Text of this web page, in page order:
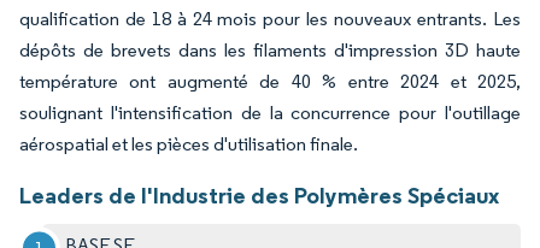
qualification de 18 à 24 mois pour les nouveaux entrants. Les
dépôts de brevets dans les filaments d'impression 3D haute
température ont augmenté de 40 % entre 2024 et 2025,
soulignant l'intensification de la concurrence pour l'outillage
aérospatial et les pièces d'utilisation finale.
Leaders de l'Industrie des Polymères Spéciaux